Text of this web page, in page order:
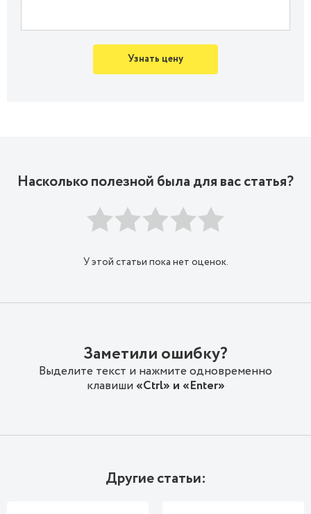
Узнать цену
Насколько полезной была для вас статья?
У этой статьи пока нет оценок.
Заметили ошибку?
Выделите текст и нажмите одновременно
клавиши«Ctrl» и «Enter»
Другие статьи: